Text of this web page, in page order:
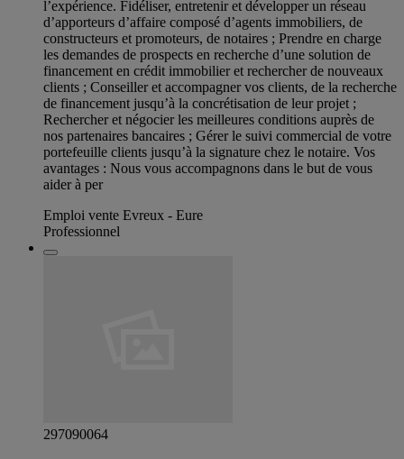
l’expérience. Fidéliser, entretenir et développer un réseau
d’apporteurs d’affaire composé d’agents immobiliers, de
constructeurs et promoteurs, de notaires ; Prendre en charge
les demandes de prospects en recherche d’une solution de
financement en crédit immobilier et rechercher de nouveaux
clients ; Conseiller et accompagner vos clients, de la recherche
de financement jusqu’à la concrétisation de leur projet ;
Rechercher et négocier les meilleures conditions auprès de
nos partenaires bancaires ; Gérer le suivi commercial de votre
portefeuille clients jusqu’à la signature chez le notaire. Vos
avantages : Nous vous accompagnons dans le but de vous
aider à per
Emploi vente Evreux - Eure
Professionnel
297090064